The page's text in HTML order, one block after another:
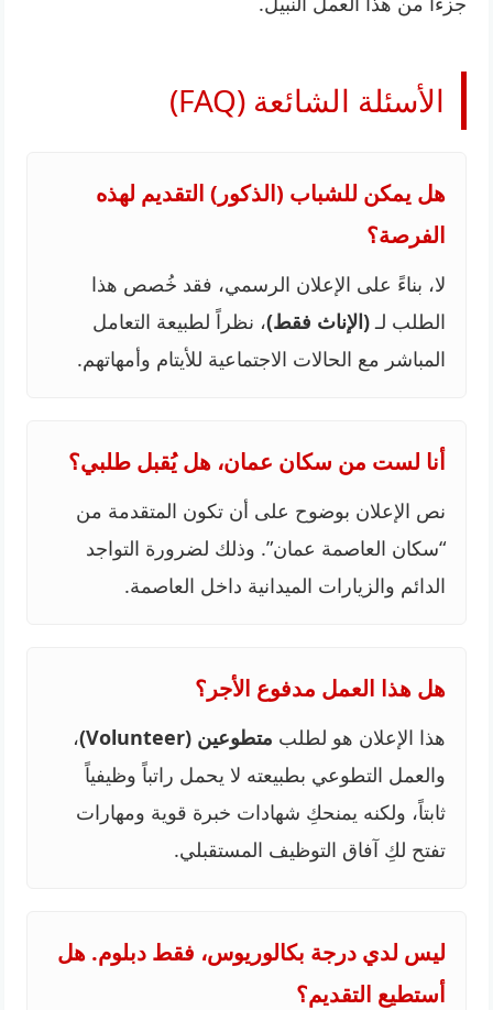
الأسئلة الشائعة (FAQ)
هل يمكن للشباب (الذكور) التقديم لهذه
الفرصة؟
لا، بناءً على الإعلان الرسمي، فقد خُصص هذا
الطلب لـ(الإناث فقط)، نظراً لطبيعة التعامل
المباشر مع الحالات الاجتماعية للأيتام وأمهاتهم.
أنا لست من سكان عمان، هل يُقبل طلبي؟
نص الإعلان بوضوح على أن تكون المتقدمة من
“سكان العاصمة عمان”. وذلك لضرورة التواجد
الدائم والزيارات الميدانية داخل العاصمة.
هل هذا العمل مدفوع الأجر؟
هذا الإعلان هو لطلب متطوعين (Volunteer)
،
والعمل التطوعي بطبيعته لا يحمل راتباً وظيفياً
ثابتاً، ولكنه يمنحكِ شهادات خبرة قوية ومهارات
تفتح لكِ آفاق التوظيف المستقبلي.
ليس لدي درجة بكالوريوس، فقط دبلوم. هل
أستطيع التقديم؟